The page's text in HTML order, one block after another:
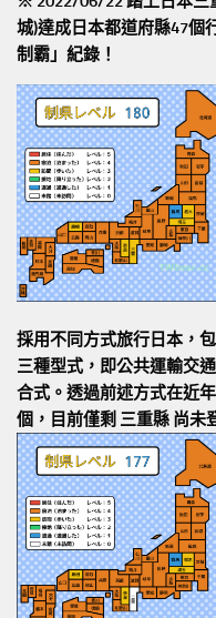
城)達成日本都道府縣47個
制霸」紀錄！
採用不同方式旅行日本，
三種型式，即公共運輸交
合式。透過前述方式在近
個，目前僅剩 三重縣 尚未